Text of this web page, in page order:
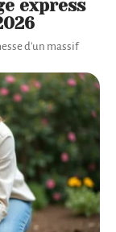
express
d'un massif